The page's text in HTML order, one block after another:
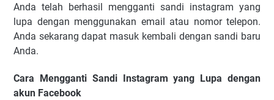
Anda telah berhasil mengganti sandi instagram yang
lupa dengan menggunakan email atau nomor telepon.
Anda sekarang dapat masuk kembali dengan sandi baru
Anda.
Cara Mengganti Sandi Instagram yang Lupa dengan
akun Facebook